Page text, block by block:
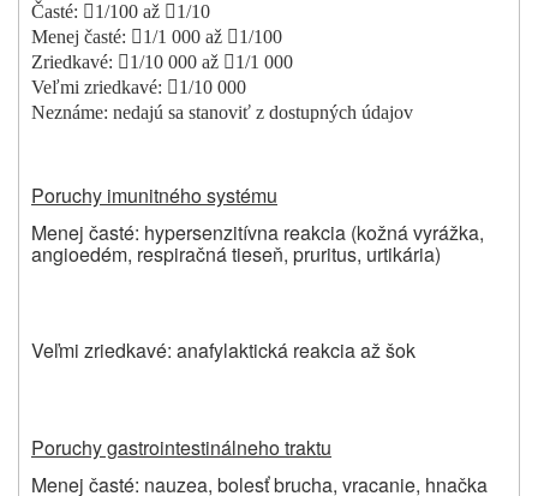
Časté: 1/100 až 1/10
Menej časté: 1/1 000 až 1/100
Zriedkavé: 1/10 000 až 1/1 000
Veľmi zriedkavé: 1/10 000
Neznáme: nedajú sa stanoviť z dostupných údajov
Poruchy imunitného systému
Menej časté: hypersenzitívna reakcia (kožná vyrážka,
angioedém, respiračná tieseň, pruritus, urtikária)
Veľmi zriedkavé: anafylaktická reakcia až šok
Poruchy gastrointestinálneho traktu
Menej časté: nauzea, bolesť brucha, vracanie, hnačka